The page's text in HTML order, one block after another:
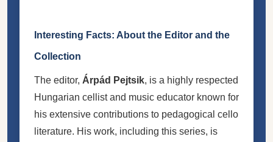
Interesting Facts: About the Editor and the
Collection
The editor, Árpád Pejtsik, is a highly respected
Hungarian cellist and music educator known for
his extensive contributions to pedagogical cello
literature. His work, including this series, is